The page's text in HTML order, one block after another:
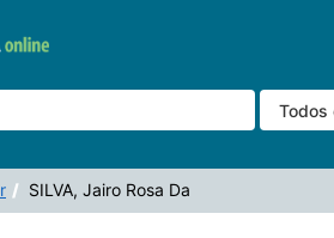
SILVA, Jairo Rosa Da